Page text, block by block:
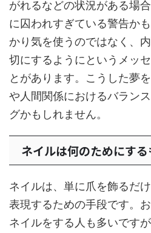
がれるなどの状況がある場
に囚われすぎている警告か
かり気を使うのではなく、
切にするようにというメッ
とがあります。こうした夢
や人間関係におけるバラン
グかもしれません。
ネイルは何のためにする
ネイルは、単に爪を飾るだ
表現するための手段です。
ネイルをする人も多いです